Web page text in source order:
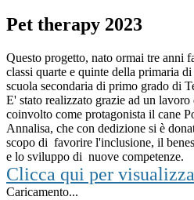
Pet therapy 2023
Questo progetto, nato ormai tre anni
classi quarte e quinte della primaria
scuola secondaria di primo grado di
E' stato realizzato grazie ad un
coinvolto come protagonista il cane
Annalisa, che con dedizione si è
scopo di favorire l'inclusione, il
e lo sviluppo di nuove competenze.
Clicca qui per
Caricamento...